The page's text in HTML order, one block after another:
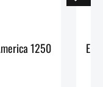
1250